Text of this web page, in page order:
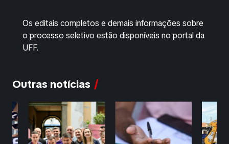
Os editais completos e demais informações sobre
o processo seletivo estão disponíveis no portal da
UFF.
Outras notícias